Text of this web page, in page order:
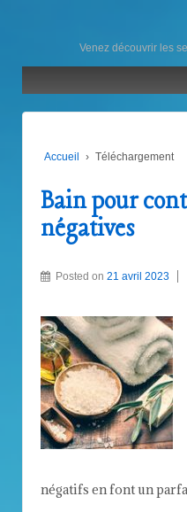
Venez découvrir les
Accueil › Téléchargement
Bain pour
négatives
Posted on 21 avril 2023
négatifs en font un